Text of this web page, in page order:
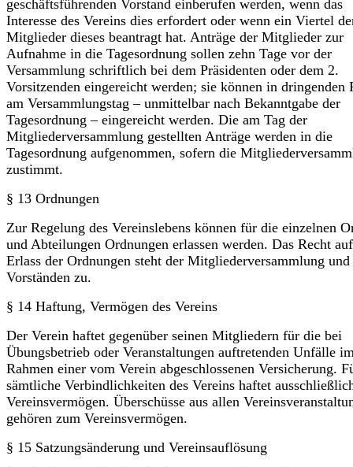
geschäftsführenden Vorstand einberufen werden, wenn das
Interesse des Vereins dies erfordert oder wenn ein Viertel
Mitglieder dieses beantragt hat. Anträge der Mitglieder zur
Aufnahme in die Tagesordnung sollen zehn Tage vor der
Versammlung schriftlich bei dem Präsidenten oder dem 2.
Vorsitzenden eingereicht werden; sie können in dringenden
am Versammlungstag – unmittelbar nach Bekanntgabe der
Tagesordnung – eingereicht werden. Die am Tag der
Mitgliederversammlung gestellten Anträge werden in die
Tagesordnung aufgenommen, sofern die
zustimmt.
§ 13 Ordnungen
Zur Regelung des Vereinslebens können für die einzelnen
und Abteilungen Ordnungen erlassen werden. Das Recht auf
Erlass der Ordnungen steht der Mitglieder­versammlung und
Vorständen zu.
§ 14 Haftung, Vermögen des Vereins
Der Verein haftet gegenüber seinen Mitgliedern für die bei
Übungsbetrieb oder Veran­staltungen auftretenden Unfälle
Rahmen einer vom Verein abgeschlossenen Versicherung.
sämtliche Verbindlichkeiten des Vereins haftet
Vereinsvermögen. Überschüsse aus allen
gehören zum Vereins­vermögen.
§ 15 Satzungsänderung und Vereinsauflösung